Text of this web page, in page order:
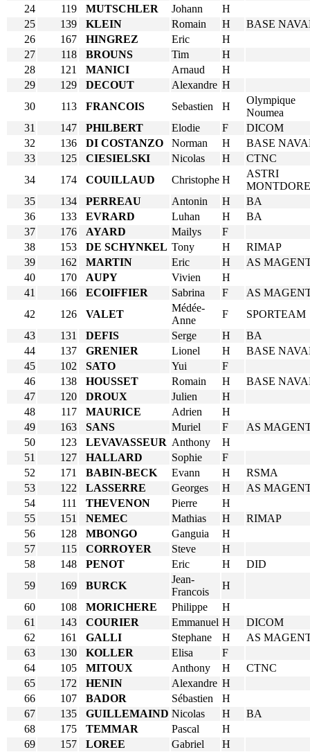
24
119 MUTSCHLER Johann
H
25
139 KLEIN Romain H
BASE
26
167 HINGREZ Eric
H
27
118 BROUNS Tim
H
28
121 MANICI Arnaud
H
29
129 DECOUT Alexandre H
30
113 FRANCOIS Sebastien H
Olympique
Noumea
31
147 PHILBERT Elodie F
DICOM
32
136 DI COSTANZO Norman H
BASE
33
125 CIESIELSKI Nicolas H
CTNC
34
174 COUILLAUD Christophe H
ASTRI
MONTDORE
35
134 PERREAU Antonin H
BA
36
133 EVRARD Luhan H
BA
37
176 AYARD Mailys
F
38
153 DE SCHYNKEL Tony H
RIMAP
39
162 MARTIN Eric H
AS
40
170 AUPY Vivien
H
41
166 ECOIFFIER Sabrina F
AS
42
126 VALET
Médée-
Anne
F
SPORTEAM
43
131 DEFIS Serge H
BA
44
137 GRENIER Lionel H
BASE
45
102 SATO Yui
F
46
138 HOUSSET Romain H
BASE
47
120 DROUX Julien
H
48
117 MAURICE Adrien
H
49
163 SANS Muriel F
AS
50
123 LEVAVASSEUR Anthony
H
51
127 HALLARD Sophie
F
52
171 BABIN-BECK Evann H
RSMA
53
122 LASSERRE Georges H
AS
54
111 THEVENON Pierre
H
55
151 NEMEC Mathias H
RIMAP
56
128 MBONGO Ganguia
H
57
115 CORROYER Steve
H
58
148 PENOT Eric H
DID
59
169 BURCK
Jean-
Francois
H
60
108 MORICHERE Philippe
H
61
143 COURIER Emmanuel H
DICOM
62
161 GALLI Stephane H
AS
63
130 KOLLER Elisa
F
64
105 MITOUX Anthony H
CTNC
65
172 HENIN Alexandre H
66
107 BADOR Sébastien
H
67
135 GUILLEMAIND Nicolas H
BA
68
175 TEMMAR Pascal
H
69
157 LOREE Gabriel
H